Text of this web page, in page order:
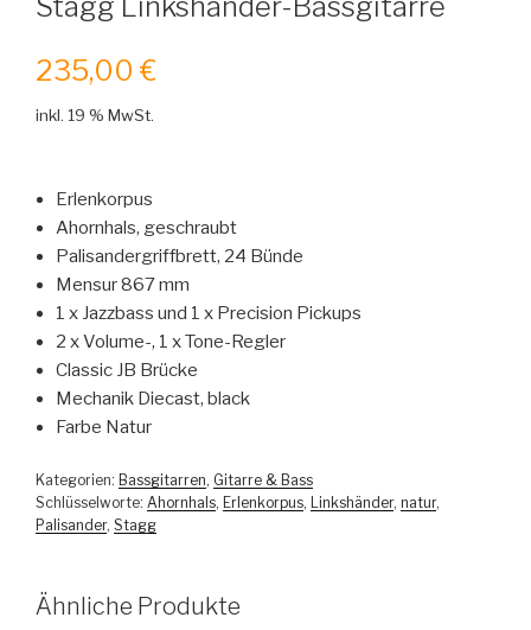
235,00 €
inkl. 19 % MwSt.
Erlenkorpus
Ahornhals, geschraubt
Palisandergriffbrett, 24 Bünde
Mensur 867 mm
1 x Jazzbass und 1 x Precision Pickups
2 x Volume-, 1 x Tone-Regler
Classic JB Brücke
Mechanik Diecast, black
Farbe Natur
Kategorien: Bassgitarren, Gitarre & Bass
Schlüsselworte: Ahornhals, Erlenkorpus, Linkshänder, natur,
Palisander, Stagg
Ähnliche Produkte